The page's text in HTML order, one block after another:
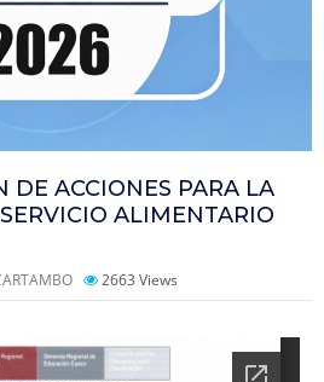
DE ACCIONES PARA LA
ALIMENTARIO
2663 Views